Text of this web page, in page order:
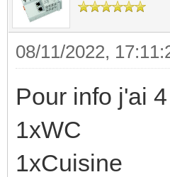
08/11/2022,
Pour info j'ai
1xWC
1xCuisine